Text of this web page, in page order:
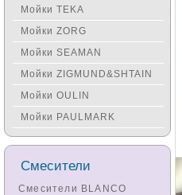
Мойки TEKA
Мойки ZORG
Мойки SEAMAN
Мойки ZIGMUND&SHTAIN
Мойки OULIN
Мойки PAULMARK
Смесители
Смесители BLANCO